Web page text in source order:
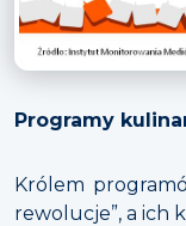
Programy
Królem
rewolucje”, a ich